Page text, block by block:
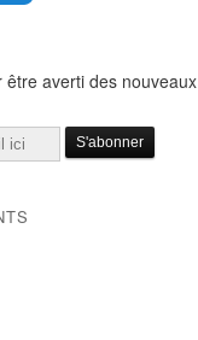
averti des nouveaux